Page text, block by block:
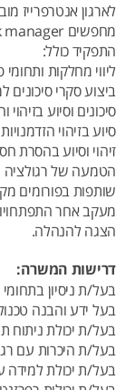
לארגון אנטרפרייז
מחפשים IT Risk manager
התפקיד כולל:
ליווי מחלקות
ביצוע סקרי
סיכונים וסיוע
סיוע בזיהוי הזדמנויות
זיהוי וסיוע בהסרת
הטמעה של רגולציה
שותפות בפורומים
מעקב אחר התפתחויות
הצגה להנהלה.
דרישות המשרה:
בעל/ת ניסיון בתחומי
בעל ידע והבנה
בעל/ת יכולת ניתוח
בעל/ת היכרות עם
בעל/ת יכולת למידה